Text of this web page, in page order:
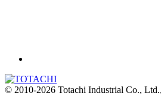
© 2010-2026 Totachi Industrial Co.,